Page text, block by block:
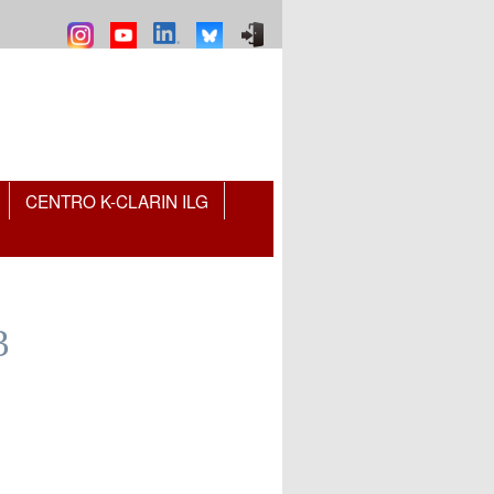
CENTRO K-CLARIN ILG